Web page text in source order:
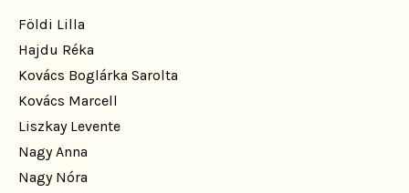
Földi Lilla
Hajdu Réka
Kovács Boglárka Sarolta
Kovács Marcell
Liszkay Levente
Nagy Anna
Nagy Nóra